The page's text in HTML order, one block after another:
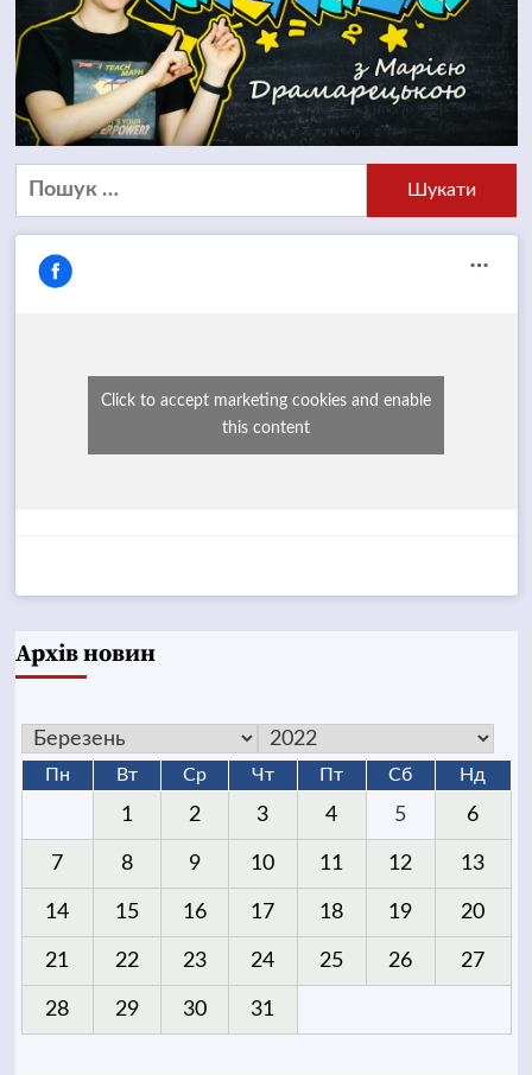
Пошук:
Click to accept marketing cookies and enable
this content
Архів новин
Пн Вт Ср Чт Пт Сб Нд
1 2 3 4 5 6
7 8 9 10 11 12 13
14 15 16 17 18 19 20
21 22 23 24 25 26 27
28 29 30 31